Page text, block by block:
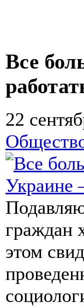
Все
22
граждан
этом